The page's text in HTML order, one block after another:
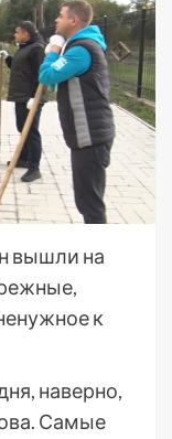
вышли на
к
наверно,
Самые